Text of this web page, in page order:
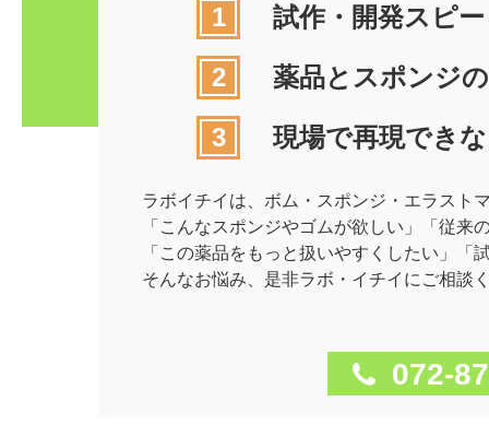
試作・開発スピ
薬品とスポンジ
現場で再現でき
ラボイチイは、ボム・スポンジ・エラスト
「こんなスポンジやゴムが欲しい」「従来
「この薬品をもっと扱いやすくしたい」「
そんなお悩み、是非ラボ・イチイにご相談
072-